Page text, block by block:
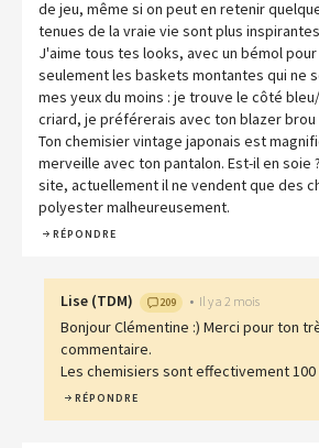
de jeu, même si on peut en retenir
tenues de la vraie vie sont plus
J'aime tous tes looks, avec un bémol pour
seulement les baskets montantes qui ne
mes yeux du moins : je trouve le côté
criard, je préférerais avec ton blazer brou
Ton chemisier vintage japonais est
merveille avec ton pantalon. Est-il en soie
site, actuellement il ne vendent que des
polyester malheureusement.
RÉPONDRE
Lise (TDM) 209 • Il y a 2 mois
Bonjour Clémentine :) Merci pour ton
commentaire.
Les chemisiers sont effectivement
RÉPONDRE